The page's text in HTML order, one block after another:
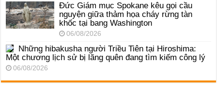
Đức Giám mục Spokane kêu gọi cầu
nguyện giữa thảm họa cháy rừng tàn
khốc tại bang Washington
06/08/2026
Những hibakusha người Triều Tiên tại Hiroshima:
Một chương lịch sử bị lãng quên đang tìm kiếm công lý
06/08/2026